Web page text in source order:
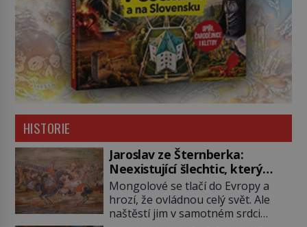
HISTORIE
Jaroslav ze Šternberka:
Neexistující šlechtic, který
z Moravy vyžene Mongoly
Mongolové se tlačí do Evropy a
hrozí, že ovládnou celý svět. Ale
naštěstí jim v samotném srdci